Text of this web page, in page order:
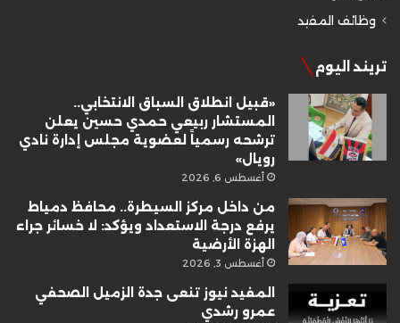
وظائف المفيد
تريند اليوم
«قبيل انطلاق السباق الانتخابي..
المستشار ربيعي حمدي حسين يعلن
ترشحه رسمياً لعضوية مجلس إدارة نادي
رويال»
أغسطس 6, 2026
من داخل مركز السيطرة.. محافظ دمياط
يرفع درجة الاستعداد ويؤكد: لا خسائر جراء
الهزة الأرضية
أغسطس 3, 2026
المفيد نيوز تنعى جدة الزميل الصحفي
عمرو رشدي